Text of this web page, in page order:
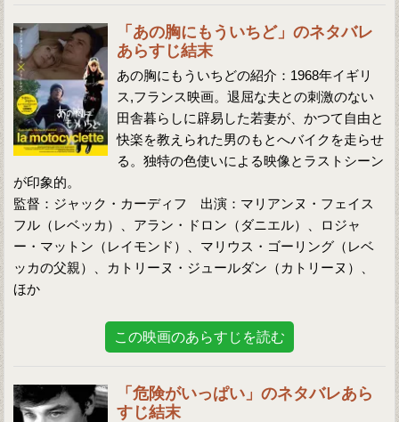
「あの胸にもういちど」のネタバレ
あらすじ結末
あの胸にもういちどの紹介：1968年イギリ
ス,フランス映画。退屈な夫との刺激のない
田舎暮らしに辟易した若妻が、かつて自由と
快楽を教えられた男のもとへバイクを走らせ
る。独特の色使いによる映像とラストシーン
が印象的。
監督：ジャック・カーディフ 出演：マリアンヌ・フェイス
フル（レベッカ）、アラン・ドロン（ダニエル）、ロジャ
ー・マットン（レイモンド）、マリウス・ゴーリング（レベ
ッカの父親）、カトリーヌ・ジュールダン（カトリーヌ）、
ほか
この映画のあらすじを読む
「危険がいっぱい」のネタバレあら
すじ結末